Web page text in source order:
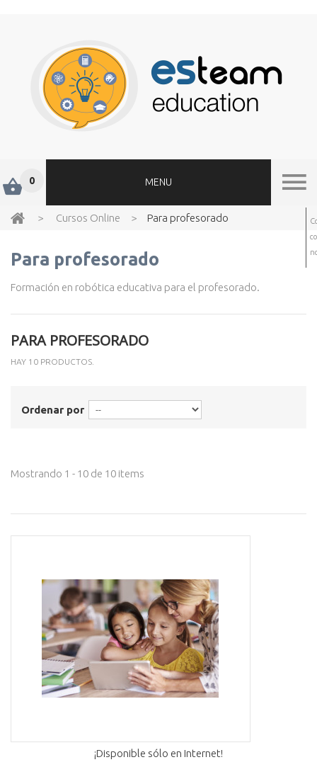
0 MENU
> Cursos Online > Para profesorado
Para profesorado
Formación en robótica educativa para el profesorado.
PARA PROFESORADO
HAY 10 PRODUCTOS.
Ordenar por
Mostrando 1 - 10 de 10 items
¡Disponible sólo en Internet!